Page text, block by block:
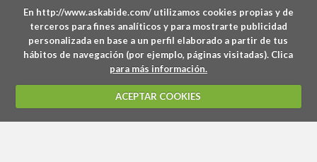
En http://www.askabide.com/ utilizamos cookies propias y de
terceros para fines analíticos y para mostrarte publicidad
personalizada en base a un perfil elaborado a partir de tus
hábitos de navegación (por ejemplo, páginas visitadas). Clica
para más información.
ACEPTAR COOKIES